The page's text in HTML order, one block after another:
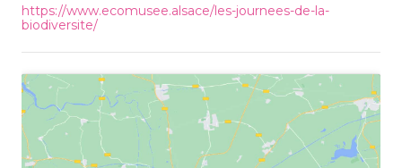
https://www.ecomusee.alsace/les-journees-de-la-
biodiversite/